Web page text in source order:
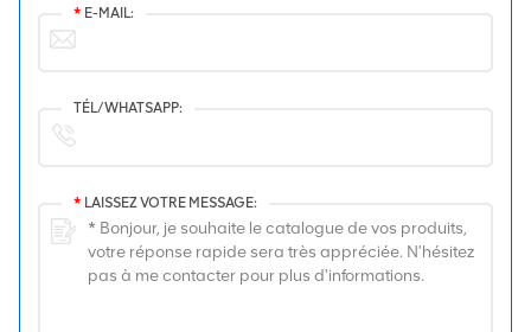
* E-MAIL:
TÉL/WHATSAPP:
* LAISSEZ VOTRE MESSAGE: